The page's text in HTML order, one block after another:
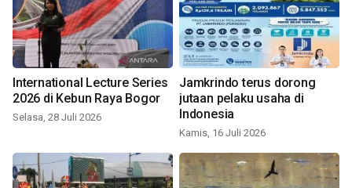
International Lecture Series
2026 di Kebun Raya Bogor
Selasa, 28 Juli 2026
Jamkrindo terus dorong
jutaan pelaku usaha di
Indonesia
Kamis, 16 Juli 2026